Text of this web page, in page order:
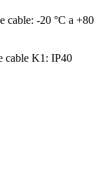
cable: -20 °C a +80
cable K1: IP40